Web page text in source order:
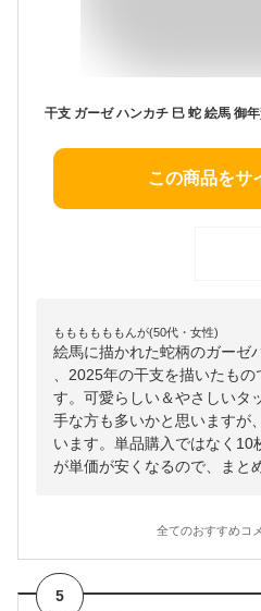
干支 ガーゼ ハンカチ 巳 蛇 絵馬 御
この商品をサ
ももももももんが(50代・女性)
絵馬に描かれた蛇柄のガーゼ
、2025年の干支を描いたも
す。可愛らしい＆やさしいタ
手な方も多いかと思いますが
います。単品購入ではなく10
が単価が安くなるので、まと
全てのおすすめコ
5